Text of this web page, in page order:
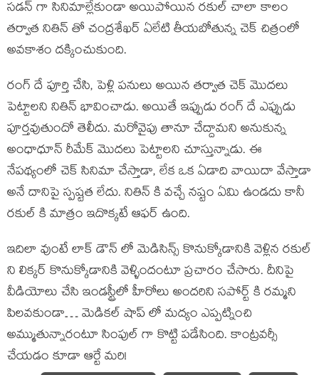
సడన్ గా సినిమాల్లేకుండా అయిపోయిన రకుల్ చాలా కాలం
తర్వాత నితిన్ తో చంద్రశేఖర్ ఏలేటి తీయబోతున్న చెక్ చిత్రంలో
అవకాశం దక్కించుకుంది.
రంగ్ దే పూర్తి చేసి, పెళ్లి పనులు అయిన తర్వాత చెక్ మొదలు
పెట్టాలని నితిన్ భావించాడు. అయితే ఇప్పుడు రంగ్ దే ఎప్పుడు
పూర్తవుతుందో తెలీదు. మరోవైపు తానూ చేద్దామని అనుకున్న
అంధాధూన్ రీమేక్ మొదలు పెట్టాలని చూస్తున్నాడు. ఈ
నేపథ్యంలో చెక్ సినిమా చేస్తాడా, లేక ఒక ఏడాది వాయిదా వేస్తాడా
అనే దానిపై స్పష్టత లేదు. నితిన్ కి వచ్చే నష్టం ఏమి ఉండదు కానీ
రకుల్ కి మాత్రం ఇదొక్కటే ఆఫర్ ఉంది.
ఇదిలా వుంటే లాక్ డౌన్ లో మెడిసిన్స్ కొనుక్కోడానికి వెళ్లిన రకుల్
ని లిక్కర్ కొనుక్కోడానికి వెళ్ళిందంటూ ప్రచారం చేసారు. దీనిపై
వీడియోలు చేసి ఇండస్ట్రీలో హీరోలు అందరిని సపోర్ట్ కి రమ్మని
పిలవకుండా… మెడికల్ షాప్ లో మద్యం ఎప్పట్నించి
అమ్ముతున్నారంటూ సింపుల్ గా కొట్టి పడేసింది. కాంట్రవర్సీ
చేయడం కూడా ఆర్టే మరి!